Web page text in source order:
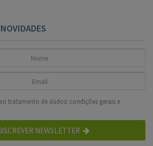
tratamento de dados: condições gerais e
NEWSLETTER